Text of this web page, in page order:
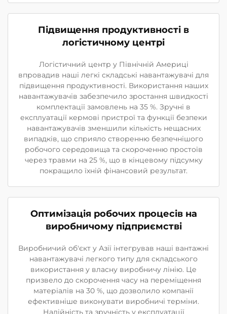
Підвищення продуктивності в
логістичному центрі
Логістичний центр у Північній Америці
впровадив наші легкі складські навантажувачі для
підвищення продуктивності. Використання наших
навантажувачів забезпечило зростання швидкості
комплектації замовлень на 35 %. Зручні в
експлуатації кермові пристрої та функції безпеки
навантажувачів зменшили кількість нещасних
випадків, що сприяло створенню безпечнішого
робочого середовища та скороченню простоїв
через травми на 25 %, що в кінцевому підсумку
покращило їхній фінансовий результат.
Оптимізація робочих процесів на
виробничому підприємстві
Виробничий об'єкт у Азії інтегрував наші вантажні
навантажувачі легкого типу для складського
використання у власну виробничу лінію. Це
призвело до скорочення часу на переміщення
матеріалів на 30 %, що дозволило компанії
ефективніше виконувати виробничі терміни.
Надійність та зручність у експлуатації